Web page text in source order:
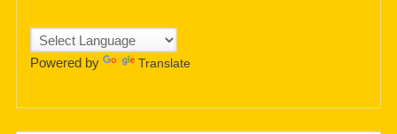
Powered by Translate